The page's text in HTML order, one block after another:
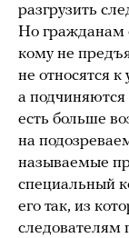
разгрузить
Но гражданам
кому не
не относятся
а
есть больше
на
называемые
специальный
его так, из
следователям